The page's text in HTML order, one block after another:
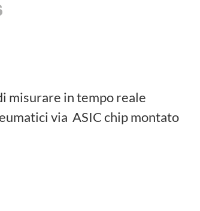
misurare in tempo reale
via ASIC chip montato